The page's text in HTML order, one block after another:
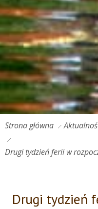
Strona główna
Drugi tydzień ferii w
Drugi tydzień